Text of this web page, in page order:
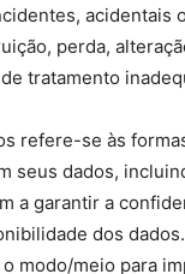
acidentais
perda,
tratamento
refere-se às
seus dados,
a garantir a
dos
modo/meio para